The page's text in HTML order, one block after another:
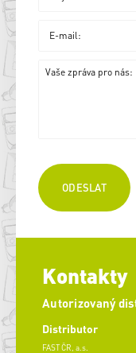
Kontakty
Autorizovaný
Distributor
FAST ČR, a.s.